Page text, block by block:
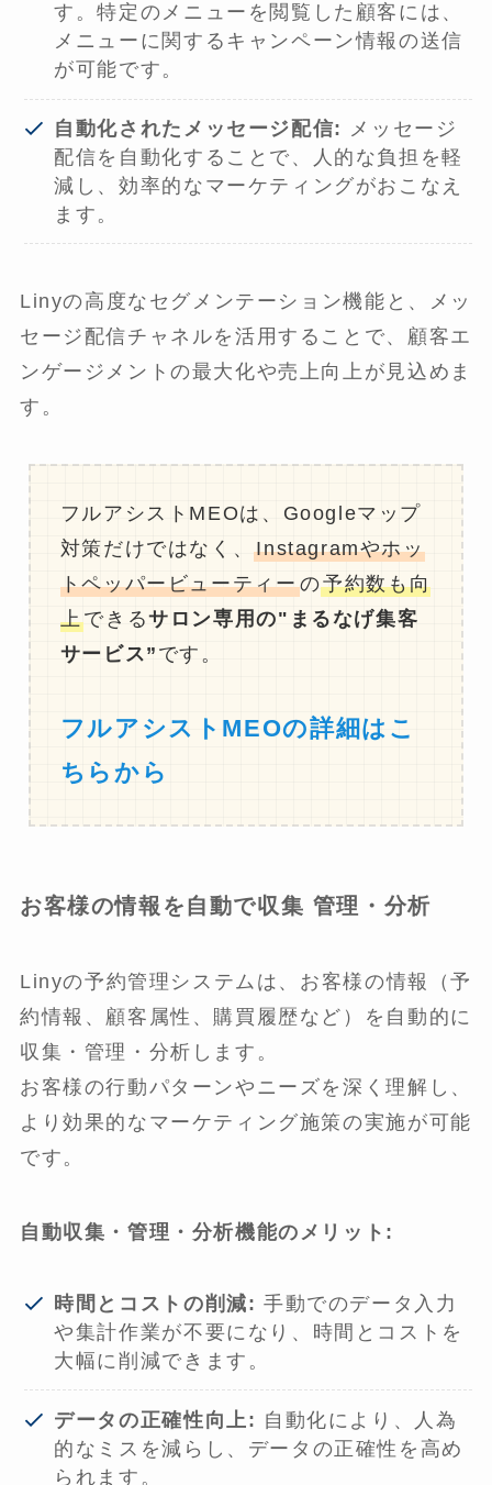
す。特定のメニューを閲覧した顧客には、
メニューに関するキャンペーン情報の送信
が可能です。
自動化されたメッセージ配信:
メッセージ
配信を自動化することで、人的な負担を軽
減し、効率的なマーケティングがおこなえ
ます。
Linyの高度なセグメンテーション機能と、メッ
セージ配信チャネルを活用することで、顧客エ
ンゲージメントの最大化や売上向上が見込めま
す。
フルアシストMEOは、Googleマップ
対策だけではなく、Instagramやホッ
トペッパービューティーの予約数も向
上できるサロン専用の"まるなげ集客
サービス” です。
フルアシストMEOの詳細はこ
ちらから
お客様の情報を自動で収集 管理・分析
Linyの予約管理システムは、お客様の情報（予
約情報、顧客属性、購買履歴など）を自動的に
収集・管理・分析します。
お客様の行動パターンやニーズを深く理解し、
より効果的なマーケティング施策の実施が可能
です。
自動収集・管理・分析機能のメリット:
時間とコストの削減: 手動でのデータ入力
や集計作業が不要になり、時間とコストを
大幅に削減できます。
データの正確性向上: 自動化により、人為
的なミスを減らし、データの正確性を高め
られます。